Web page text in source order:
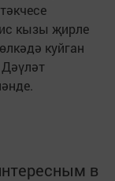
кызы җирле
куйган
в